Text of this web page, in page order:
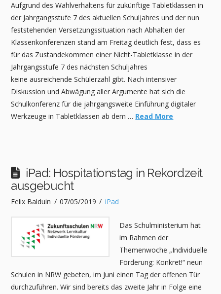
Aufgrund des Wahlverhaltens für zukünftige Tabletklassen in
der Jahrgangsstufe 7 des aktuellen Schuljahres und der nun
feststehenden Versetzungssituation nach Abhalten der
Klassenkonferenzen stand am Freitag deutlich fest, dass es
für das Zustandekommen einer Nicht-Tabletklasse in der
Jahrgangsstufe 7 des nächsten Schuljahres
keine ausreichende Schülerzahl gibt. Nach intensiver
Diskussion und Abwägung aller Argumente hat sich die
Schulkonferenz für die jahrgangsweite Einführung digitaler
Werkzeuge in Tabletklassen ab dem … Read More
iPad: Hospitationstag in Rekordzeit
ausgebucht
Felix Balduin 07/05/2019 iPad
Das Schulministerium hat
im Rahmen der
Themenwoche „Individuelle
Förderung: Konkret!“ neun
Schulen in NRW gebeten, im Juni einen Tag der offenen Tür
durchzuführen. Wir sind bereits das zweite Jahr in Folge eine